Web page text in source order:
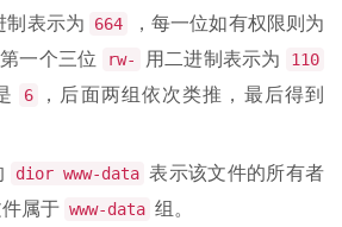
制表示为 664 ，每一位如有权限则为
第一个三位 rw- 用二进制表示为 110
6 ，后面两组依次类推，最后得到
dior www-data 表示该文件的所有者
属于 www-data 组。